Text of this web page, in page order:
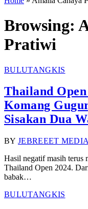
Browsing:
Pratiwi
BULUTANGKIS
Thailand
Komang
Sisakan Dua
BY JEBREEET
Hasil negatif masih terus
Thailand Open 2024.
babak…
BULUTANGKIS